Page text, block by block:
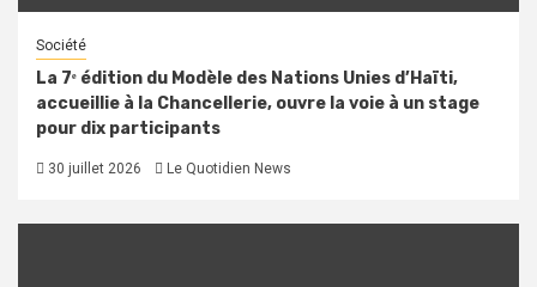
Société
La 7ᵉ édition du Modèle des Nations Unies d’Haïti,
accueillie à la Chancellerie, ouvre la voie à un stage
pour dix participants
30 juillet 2026 Le Quotidien News